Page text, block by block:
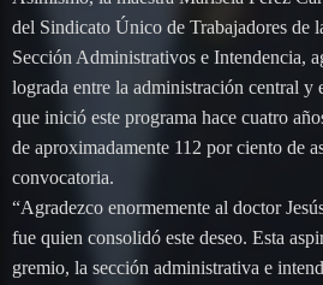
del Sindicato Único de Trabajadores
Sección Administrativos e Intendencia,
lograda entre la administración central y
que inició este programa hace cuatro
de aproximadamente 112 por ciento de
convocatoria.
“Agradezco enormemente al doctor
fue quien consolidó este deseo. Esta
gremio, la sección administrativa e